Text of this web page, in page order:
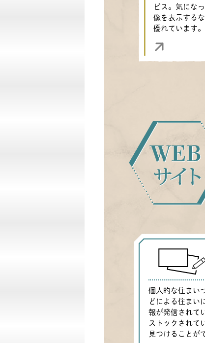
ビス。気にな
像を表示する
優れています。
個人的な住まい
どによる住まい
報が発信されて
ストックされて
見つけることが